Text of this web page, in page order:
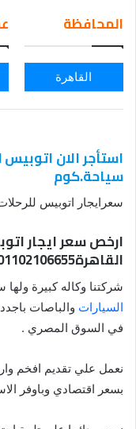
المحافظة
القاهرة
استأجر الان
سياحة.كوم
سعرايجار اتوبيس
ارخص سعر ايجار
القاهرة01102106655
شركتنا وكاله كبيرة
السيارات والباصات
في السوق المصري .
نعمل علي تقديم افخم
بسعر اقتصادي وباوفر